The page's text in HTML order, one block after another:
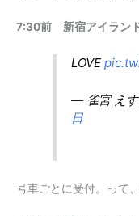
7:30前 新宿アイランド
LOVE
— 雀宮 え
日
号車ごとに受付。って